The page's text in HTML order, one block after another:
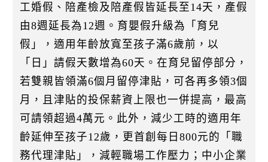
工婚假、陪產檢及陪產假皆延長至14天，產假
由8週延長為12週。育嬰假升級為「育兒
假」，適用年齡放寬至孩子滿6歲前，以
「日」請假天數增為60天。在育兒留停部分，
若雙親皆領滿6個月留停津貼，可各再多領3個
月，且津貼的投保薪資上限也一併提高，最高
可請領超過4萬元。此外，減少工時的適用年
齡延伸至孩子12歲，更首創每日800元的「職
務代理津貼」，減輕職場工作壓力；中小企業